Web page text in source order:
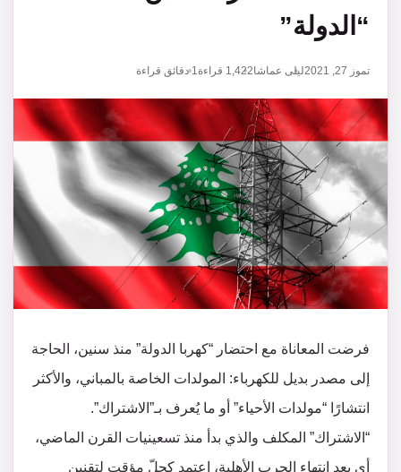
“الدولة”
تموز 27, 2021 ليلى عماشا1,422 قراءة1 دقائق قراءة
فرضت المعاناة مع احتضار “كهربا الدولة” منذ سنين، الحاجة
إلى مصدر بديل للكهرباء: المولدات الخاصة بالمباني، والأكثر
انتشارًا “مولدات الأحياء” أو ما يُعرف بـ”الاشتراك”.
“الاشتراك” المكلف والذي بدأ منذ تسعينيات القرن الماضي،
أي بعد انتهاء الحرب الأهلية، اعتمد كحلّ مؤقت لتقنين